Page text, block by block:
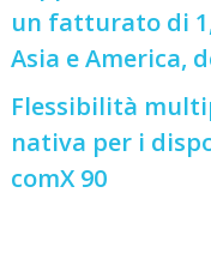
un fatturato di
Asia e America,
Flessibilità
nativa per i
comX 90